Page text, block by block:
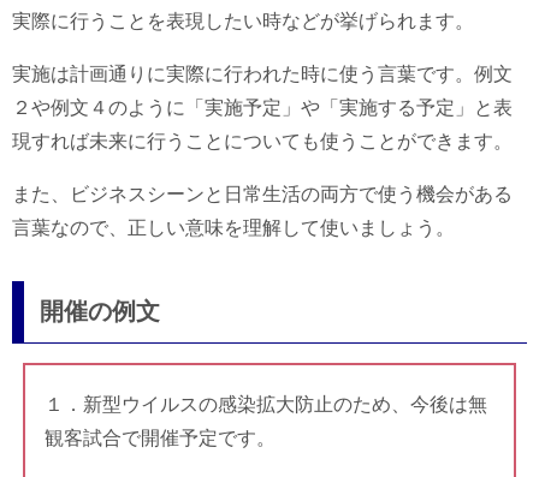
実際に行うことを表現したい時などが挙げられます。
実施は計画通りに実際に行われた時に使う言葉です。例文
２や例文４のように「実施予定」や「実施する予定」と表
現すれば未来に行うことについても使うことができます。
また、ビジネスシーンと日常生活の両方で使う機会がある
言葉なので、正しい意味を理解して使いましょう。
開催の例文
１．新型ウイルスの感染拡大防止のため、今後は無
観客試合で開催予定です。